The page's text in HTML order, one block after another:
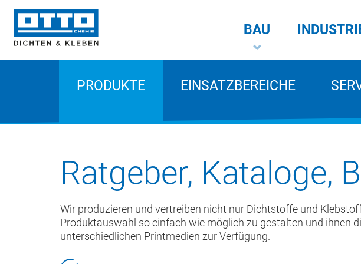
BAU
PRODUKTE EINSATZBEREICHE
Ratgeber, Kataloge,
Wir produzieren und vertreiben nicht nur Dichtstoffe und
Produktauswahl so einfach wie möglich zu gestalten und ihnen
unterschiedlichen Printmedien zur Verfügung.